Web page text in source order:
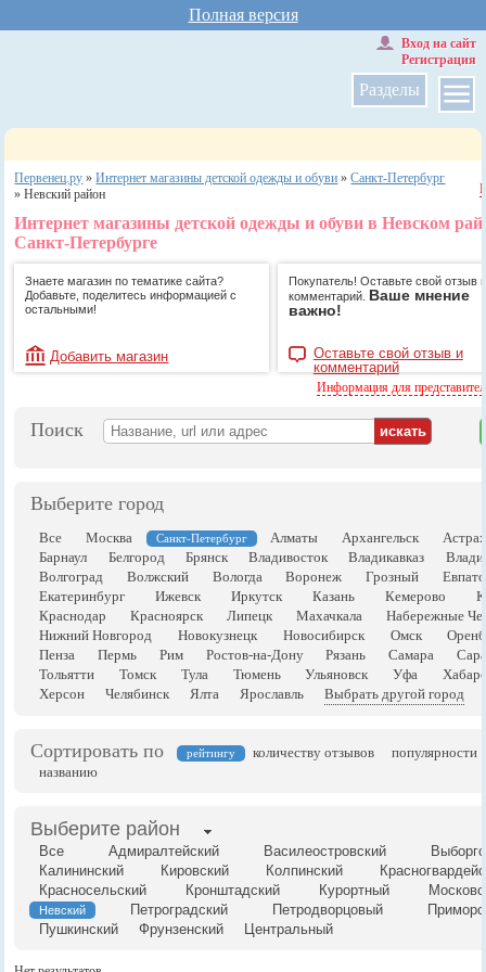
Полная версия
Разделы
Вход на сайт
Регистрация
Первенец.ру »Интернет магазины детской одежды и обуви »Санкт-Петербург
»Невский район
Интернет магазины детской одежды и обуви в Невском
Санкт-Петербурге
Знаете магазин по тематике сайта?
Добавьте, поделитесь информацией с
остальными!
Добавить магазин
Покупатель! Оставьте свой отзыв и
комментарий. Ваше мнение
важно!
Оставьте свой отзыв и
комментарий
Информация для
Поиск
Выберите город
Все Москва Санкт-Петербург Алматы Архангельск
Барнаул
Белгород Брянск Владивосток Владикавказ
Волгоград
Волжский Вологда Воронеж Грозный
Екатеринбург
Ижевск Иркутск Казань Кемерово
Краснодар
Красноярск Липецк Махачкала
Набережные
Нижний Новгород
Новокузнецк Новосибирск Омск
Пенза
Пермь Рим Ростов-на-Дону Рязань Самара
Тольятти
Томск Тула Тюмень Ульяновск Уфа
Херсон
Челябинск Ялта Ярославль Выбрать другой город
Сортировать по рейтингу количеству отзывов
популярности
названию
Выберите район
Все Адмиралтейский Василеостровский
Калининский
Кировский Колпинский
Красносельский
Кронштадский Курортный
Невский Петроградский Петродворцовый
Пушкинский
Фрунзенский Центральный